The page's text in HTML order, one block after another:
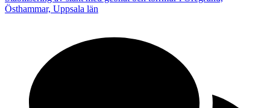
Östhammar, Uppsala län